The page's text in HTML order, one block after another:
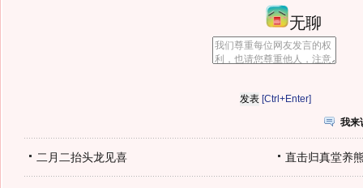
无聊
[Ctrl+Enter]
我来
二月二抬头龙见喜 直击归真堂养